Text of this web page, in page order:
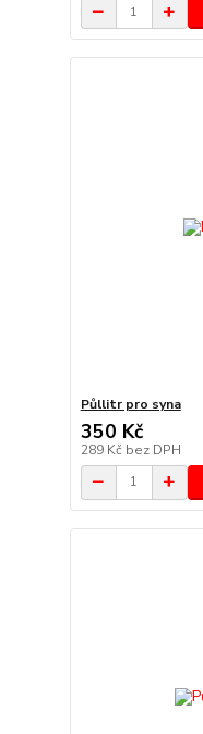
Půllitr pro syna
350 Kč
289 Kč bez DPH